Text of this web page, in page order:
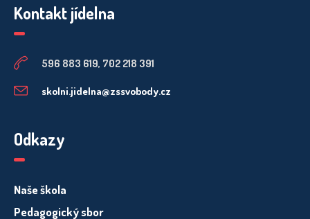
Kontakt jídelna
596 883 619, 702 218 391
skolni.jidelna@zssvobody.cz
Odkazy
Naše škola
Pedagogický sbor